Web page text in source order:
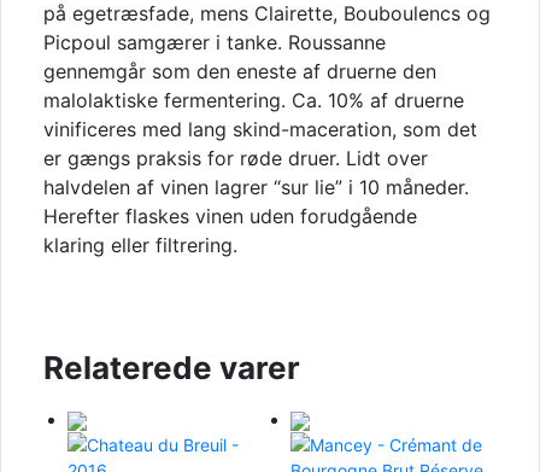
på egetræsfade, mens Clairette, Bouboulencs og
Picpoul samgærer i tanke. Roussanne
gennemgår som den eneste af druerne den
malolaktiske fermentering. Ca. 10% af druerne
vinificeres med lang skind-maceration, som det
er gængs praksis for røde druer. Lidt over
halvdelen af vinen lagrer “sur lie” i 10 måneder.
Herefter flaskes vinen uden forudgående
klaring eller filtrering.
Relaterede varer